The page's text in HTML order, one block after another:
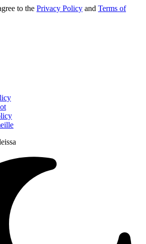
to the Privacy Policy and Terms of